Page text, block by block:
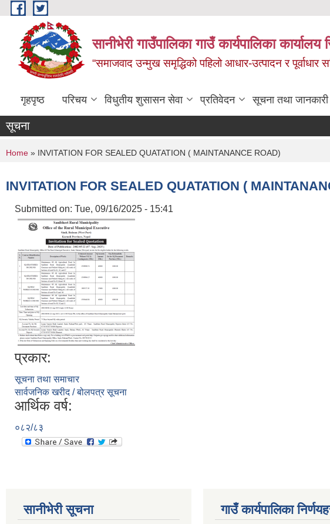
Skip to main content
सानीभेरी गाउँपालिका गाउँ कार्यपालिका
“समाजवाद उन्मुख समृद्धिको पहिलो आधार-उत्पादन र पूर्वाधार
गृहपृष्ठ परिचय विधुतीय शुसासन सेवा प्रतिवेदन सूचना तथा जानकारी
सूचना
You are here
Home » INVITATION FOR SEALED QUATATION ( MAINTANANCE ROAD)
INVITATION FOR SEALED QUATATION (
Submitted on: Tue, 09/16/2025 - 15:41
प्रकार:
सूचना तथा समाचार
सार्वजनिक खरीद / बोलपत्र सूचना
आर्थिक वर्ष:
०८२/८३
सानीभेरी सूचना गाउँ कार्यपालिका